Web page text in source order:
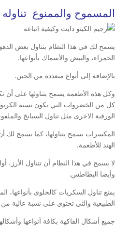
المسموح والممنوع تناوله
يسمح لك في هذا النظام بتناول بعض
الحمراء، والبيض والأسماك بأنواعها.
بالإضافة إلى أنواع متعددة من الجبن.
وكل هذه الأطعمة يسمح بتناولها على أن
كل من الخضروات التي تكون نسبة
الورقية الاخرى مثل تناول السبانخ
المكسرات يسمح بتناولها، كما يسمح لك
الهند للأطعمة.
لا يسمح في هذا النظام أن تتناول الأرز،
وأيضا البطاطس.
يمنع تناول السكريات كالحلوى بأنواعها،
الطبيعية والتي تحتوي على نسبة عالية
جميع أشكال الفاكهة بكافة أنواعها